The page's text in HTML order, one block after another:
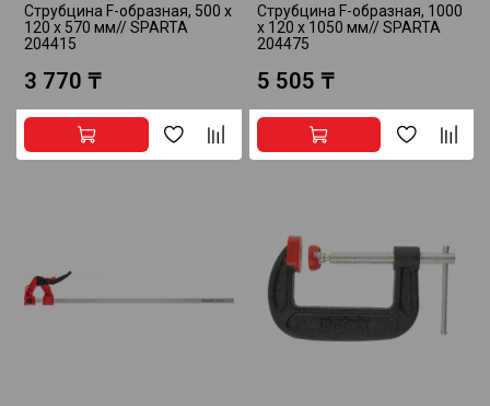
Струбцина F-образная, 500 х
120 х 570 мм// SPARTA
204415
3 770 ₸
Струбцина F-образная, 1000
х 120 х 1050 мм// SPARTA
204475
5 505 ₸